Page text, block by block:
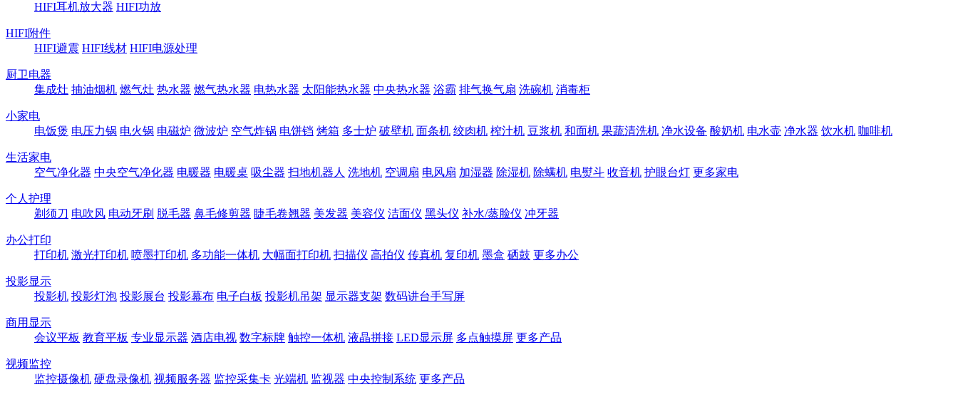
HIFI耳机放大器 HIFI功放
HIFI附件
HIFI避震 HIFI线材 HIFI电源处理
厨卫电器
集成灶 抽油烟机 燃气灶 热水器 燃气热水器 电热水器 太阳能热水器 中央热水器 浴霸 排气换气扇 洗碗机 消毒柜
小家电
电饭煲 电压力锅 电火锅 电磁炉 微波炉 空气炸锅 电饼铛 烤箱 多士炉 破壁机 面条机 绞肉机 榨汁机 豆浆机 和面机 果蔬清洗机 净水设备 酸奶机 电水壶 净水器 饮水机 咖啡机
生活家电
空气净化器 中央空气净化器 电暖器 电暖桌 吸尘器 扫地机器人 洗地机 空调扇 电风扇 加湿器 除湿机 除螨机 电熨斗 收音机 护眼台灯 更多家电
个人护理
剃须刀 电吹风 电动牙刷 脱毛器 鼻毛修剪器 睫毛卷翘器 美发器 美容仪 洁面仪 黑头仪 补水/蒸脸仪 冲牙器
办公打印
打印机 激光打印机 喷墨打印机 多功能一体机 大幅面打印机 扫描仪 高拍仪 传真机 复印机 墨盒 硒鼓 更多办公
投影显示
投影机 投影灯泡 投影展台 投影幕布 电子白板 投影机吊架 显示器支架 数码讲台手写屏
商用显示
会议平板 教育平板 专业显示器 酒店电视 数字标牌 触控一体机 液晶拼接 LED显示屏 多点触摸屏 更多产品
视频监控
监控摄像机 硬盘录像机 视频服务器 监控采集卡 光端机 监视器 中央控制系统 更多产品